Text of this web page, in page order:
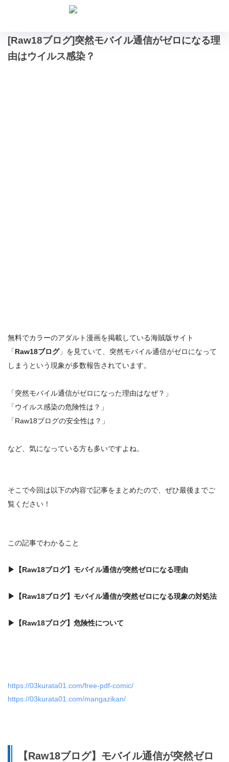
[Raw18ブログ]突然モバイル通信がゼロになる理
由はウイルス感染？
無料でカラーのアダルト漫画を掲載している海賊版サイト
「Raw18ブログ」を見ていて、 突然モバイル通信がゼロになって
しまう という現象が多数報告されています。
「突然モバイル通信がゼロになった理由はなぜ？」
「ウイルス感染の危険性は？」
「Raw18ブログの安全性は？」
など、気になっている方も多いですよね。
そこで今回は以下の内容で記事をまとめたので、ぜひ最後までご
覧ください！
この記事でわかること
▶ 【Raw18ブログ】モバイル通信が突然ゼロになる理由
▶ 【Raw18ブログ】モバイル通信が突然ゼロになる現象の対処法
▶ 【Raw18ブログ】危険性について
https://03kurata01.com/free-pdf-comic/
https://03kurata01.com/mangazikan/
【Raw18ブログ】モバイル通信が突然ゼロ